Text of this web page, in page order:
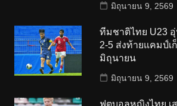
มิถุนายน 9, 2569
ทีมชาติไทย U23 อุ่
2-5 ส่งท้ายแคมป์เ
มิถุนายน
มิถุนายน 9, 2569
ฟุตบอลหญิงไทย เ